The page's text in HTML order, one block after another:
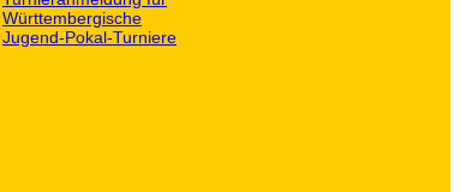
Württembergische
Jugend-Pokal-Turniere